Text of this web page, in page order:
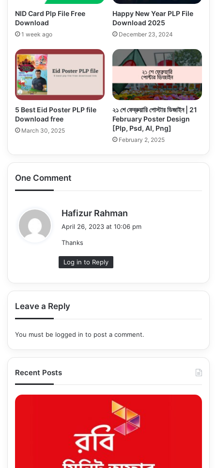
NID Card Plp File Free
Download
1 week ago
Happy New Year PLP File
Download 2025
December 23, 2024
5 Best Eid Poster PLP file
Download free
March 30, 2025
২১ শে ফেব্রুয়ারি পোস্টার ডিজাইন | 21
February Poster Design
[Plp, Psd, AI, Png]
February 2, 2025
One Comment
Hafizur Rahman
April 26, 2023 at 10:06 pm
Thanks
Log in to Reply
Leave a Reply
You must be logged in to post a comment.
Recent Posts